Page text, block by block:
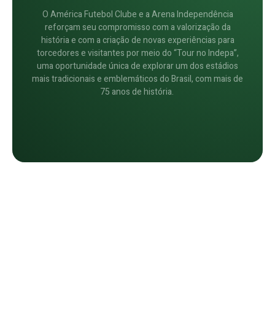
O América Futebol Clube e a Arena Independência
reforçam seu compromisso com a valorização da
história e com a criação de novas experiências para
torcedores e visitantes por meio do “Tour no Indepa”,
uma oportunidade única de explorar um dos estádios
mais tradicionais e emblemáticos do Brasil, com mais de
75 anos de história.